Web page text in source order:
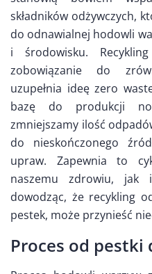
składników odżywczych,
do odnawialnej hodowli
i środowisku.
zobowiązanie do
uzupełnia ideę zero
bazę do produkcji
zmniejszamy ilość
do nieskończonego
upraw. Zapewnia to
naszemu zdrowiu, jak
dowodząc, że recykling
pestek, może przynieść
Proces od pestki